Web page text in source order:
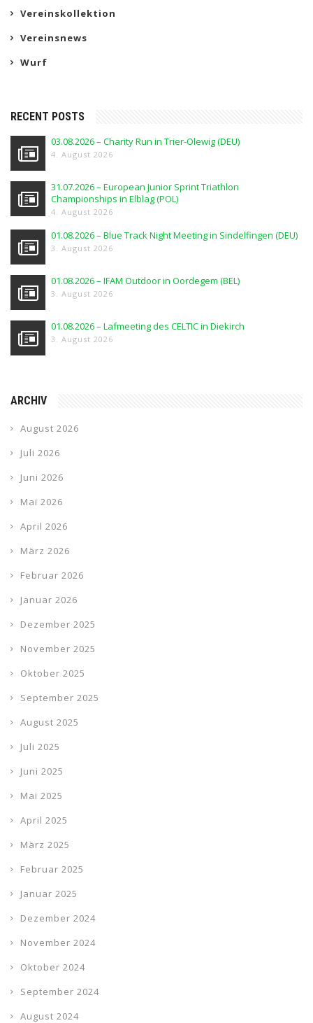
Vereinskollektion
Vereinsnews
Wurf
RECENT POSTS
03.08.2026 – Charity Run in Trier-Olewig (DEU)
4. August 2026
31.07.2026 – European Junior Sprint Triathlon
Championships in Elblag (POL)
4. August 2026
01.08.2026 – Blue Track Night Meeting in Sindelfingen (DEU)
3. August 2026
01.08.2026 – IFAM Outdoor in Oordegem (BEL)
3. August 2026
01.08.2026 – Lafmeeting des CELTIC in Diekirch
3. August 2026
ARCHIV
August 2026
Juli 2026
Juni 2026
Mai 2026
April 2026
März 2026
Februar 2026
Januar 2026
Dezember 2025
November 2025
Oktober 2025
September 2025
August 2025
Juli 2025
Juni 2025
Mai 2025
April 2025
März 2025
Februar 2025
Januar 2025
Dezember 2024
November 2024
Oktober 2024
September 2024
August 2024